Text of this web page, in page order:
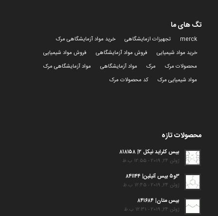
تگ های ما
merck تجهیزات ازمایشگاهی
خرید مواد آزمایشگاهی مرک
خرید مواد شیمیایی
فروش مواد آزمایشگاهی
فروش مواد شیمیایی
محصولات مرک
مرک مواد آزمایشگاهی
مواد آزمایشگاهی مرک
مواد شیمیایی مرک
کد محصولات مرک
محصولات تازه
بیس کلراید نیکل ۲| ۸۱۸۱۵۸
ژوئن 24, 2019 - 12:55 ب.ظ
۳و۵ بیس آنیلین| ۸۴۱۱۴۴
ژوئن 24, 2019 - 12:45 ب.ظ
بیس متان| ۸۴۱۶۸۴
ژوئن 24, 2019 - 12:31 ب.ظ